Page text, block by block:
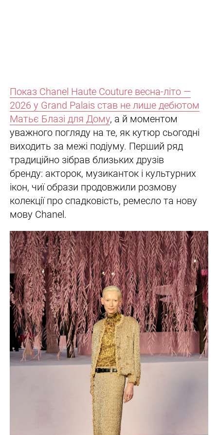
Показ Chanel Haute Couture весна-літо —
2026 у Grand Palais став не лише дебютом
Матьє Блазі для Дому, а й моментом
уважного погляду на те, як кутюр сьогодні
виходить за межі подіуму. Перший ряд
традиційно зібрав близьких друзів
бренду: акторок, музиканток і культурних
ікон, чиї образи продовжили розмову
колекції про спадковість, ремесло та нову
мову Chanel.